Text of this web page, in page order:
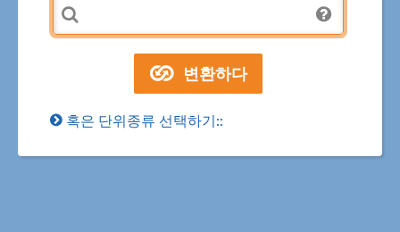
혹은 단위종류 선택하기::